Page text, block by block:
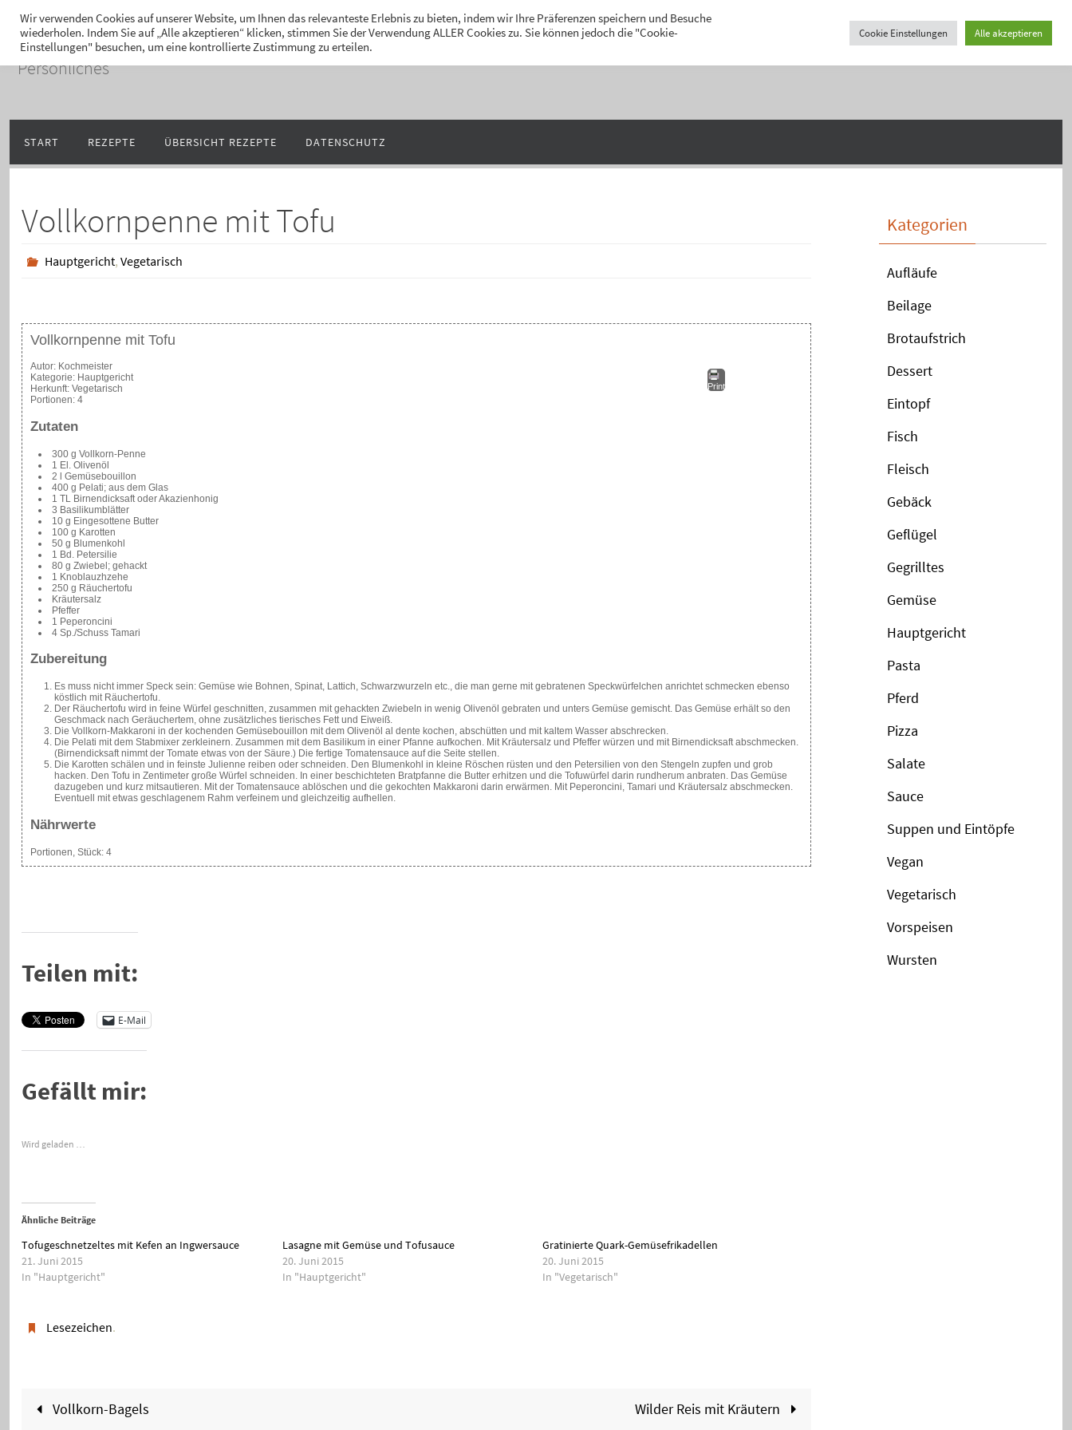
Zum
Inhalt
springen
Hans-Jürgen Lukaschik
Persönliches
Inhalt
springen
START REZEPTE ÜBERSICHT REZEPTE DATENSCHUTZ
Vollkornpenne mit Tofu
Hauptgericht, Vegetarisch
Vollkornpenne mit Tofu
Print
Autor: Kochmeister
Kategorie: Hauptgericht
Herkunft: Vegetarisch
Portionen: 4
Zutaten
300 g Vollkorn-Penne
1 El. Olivenöl
2 l Gemüsebouillon
400 g Pelati; aus dem Glas
1 TL Birnendicksaft oder Akazienhonig
3 Basilikumblätter
10 g Eingesottene Butter
100 g Karotten
50 g Blumenkohl
1 Bd. Petersilie
80 g Zwiebel; gehackt
1 Knoblauzhzehe
250 g Räuchertofu
Kräutersalz
Pfeffer
1 Peperoncini
4 Sp./Schuss Tamari
Zubereitung
Es muss nicht immer Speck sein: Gemüse wie Bohnen, Spinat, Lattich, Schwarzwurzeln etc., die man gerne mit gebratenen Speckwürfelchen anrichtet schmecken ebenso
köstlich mit Räuchertofu.
Der Räuchertofu wird in feine Würfel geschnitten, zusammen mit gehackten Zwiebeln in wenig Olivenöl gebraten und unters Gemüse gemischt. Das Gemüse erhält so den
Geschmack nach Geräuchertem, ohne zusätzliches tierisches Fett und Eiweiß.
Die Vollkorn-Makkaroni in der kochenden Gemüsebouillon mit dem Olivenöl al dente kochen, abschütten und mit kaltem Wasser abschrecken.
Die Pelati mit dem Stabmixer zerkleinern. Zusammen mit dem Basilikum in einer Pfanne aufkochen. Mit Kräutersalz und Pfeffer würzen und mit Birnendicksaft abschmecken.
(Birnendicksaft nimmt der Tomate etwas von der Säure.) Die fertige Tomatensauce auf die Seite stellen.
Die Karotten schälen und in feinste Julienne reiben oder schneiden. Den Blumenkohl in kleine Röschen rüsten und den Petersilien von den Stengeln zupfen und grob
hacken. Den Tofu in Zentimeter große Würfel schneiden. In einer beschichteten Bratpfanne die Butter erhitzen und die Tofuwürfel darin rundherum anbraten. Das Gemüse
dazugeben und kurz mitsautieren. Mit der Tomatensauce ablöschen und die gekochten Makkaroni darin erwärmen. Mit Peperoncini, Tamari und Kräutersalz abschmecken.
Eventuell mit etwas geschlagenem Rahm verfeinem und gleichzeitig aufhellen.
Nährwerte
Portionen, Stück: 4
Teilen mit:
E-Mail
Gefällt mir:
Wird geladen …
Ähnliche Beiträge
Tofugeschnetzeltes mit Kefen an Ingwersauce
21. Juni 2015
In "Hauptgericht"
Lasagne mit Gemüse und Tofusauce
20. Juni 2015
In "Hauptgericht"
Gratinierte Quark-Gemüsefrikadellen
20. Juni 2015
In "Vegetarisch"
Lesezeichen.
Vollkorn-Bagels Wilder Reis mit Kräutern
Kategorien
Aufläufe
Beilage
Brotaufstrich
Dessert
Eintopf
Fisch
Fleisch
Gebäck
Geflügel
Gegrilltes
Gemüse
Hauptgericht
Pasta
Pferd
Pizza
Salate
Sauce
Suppen und Eintöpfe
Vegan
Vegetarisch
Vorspeisen
Wursten
Wir verwenden Cookies auf unserer Website, um Ihnen das relevanteste Erlebnis zu bieten, indem wir Ihre Präferenzen speichern und Besuche
wiederholen. Indem Sie auf „Alle akzeptieren“ klicken, stimmen Sie der Verwendung ALLER Cookies zu. Sie können jedoch die "Cookie-
Einstellungen" besuchen, um eine kontrollierte Zustimmung zu erteilen.
Cookie Einstellungen Alle akzeptieren